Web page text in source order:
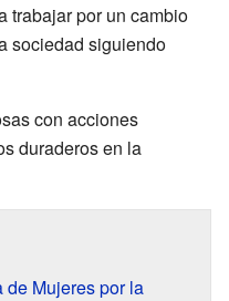
trabajar por un cambio
sociedad siguiendo
con acciones
duraderos en la
de Mujeres por la